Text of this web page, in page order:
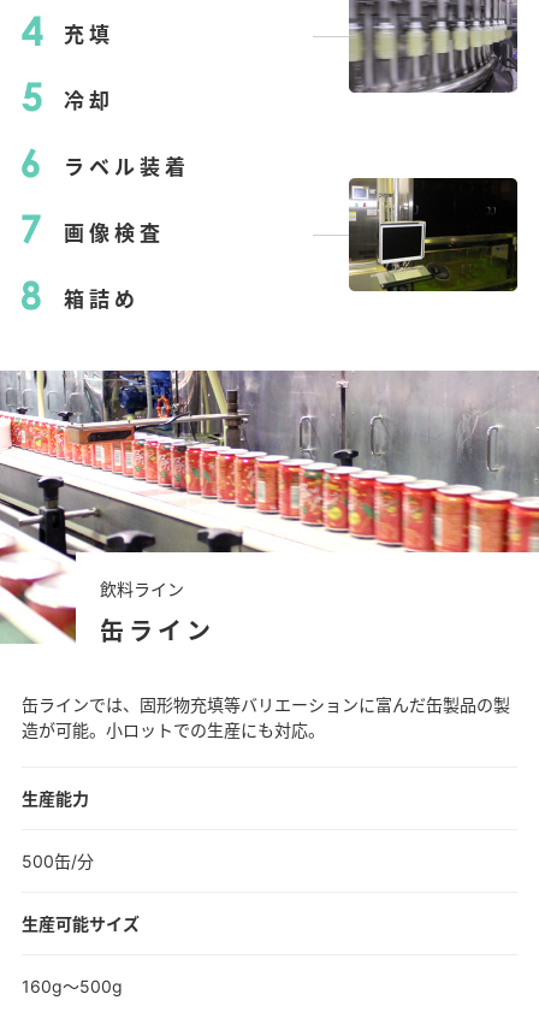
充填
冷却
ラベル装着
画像検査
箱詰め
飲料ライン
缶ライン
缶ラインでは、固形物充填等バリエーションに富んだ缶製品の製
造が可能。小ロットでの生産にも対応。
生産能力
500缶/分
生産可能サイズ
160g～500g